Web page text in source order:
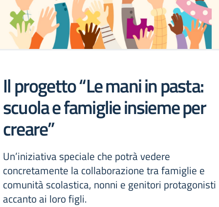
Il progetto “Le mani in pasta:
scuola e famiglie insieme per
creare”
Un’iniziativa speciale che potrà vedere
concretamente la collaborazione tra famiglie e
comunità scolastica, nonni e genitori protagonisti
accanto ai loro figli.